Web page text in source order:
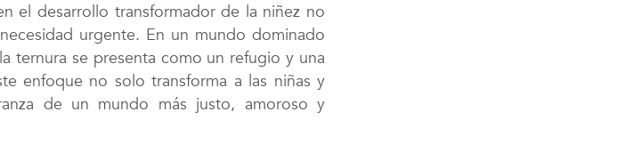
el desarrollo transformador de la niñez no
urgente. En un mundo dominado
ternura se presenta como un refugio y una
enfoque no solo transforma a las niñas y
de un mundo más justo, amoroso y